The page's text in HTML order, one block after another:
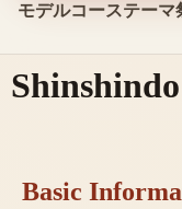
モデルコーステーマ
Shinshindo
Basic